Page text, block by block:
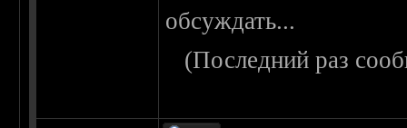
обсуждать...
(Последний раз